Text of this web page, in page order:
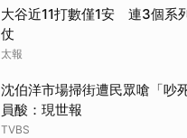
大谷近11打數僅1安 連3個系
仗
太報
沈伯洋市場掃街遭民眾嗆「
員酸：現世報
TVBS